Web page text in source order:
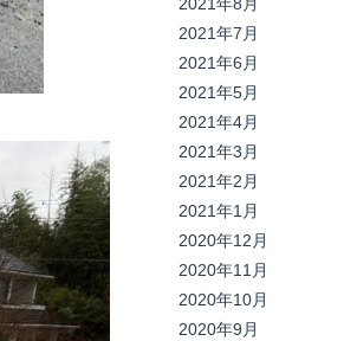
2021年7月
2021年6月
2021年5月
2021年4月
2021年3月
2021年2月
2021年1月
2020年12月
2020年11月
2020年10月
2020年9月